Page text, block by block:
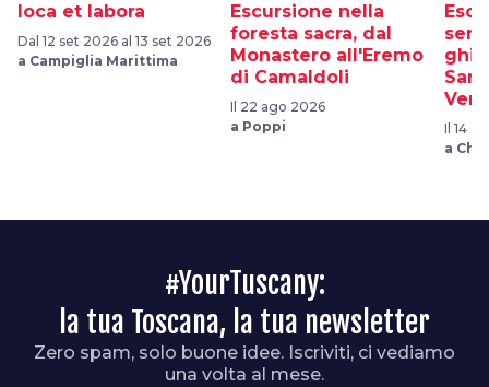
Ioca et labora
Dal 12 set 2026 al 13 set 2026
a Campiglia Marittima
Escursione nella
foresta sacra, dal
Monastero all'Eremo
di Camaldoli
Il 22 ago 2026
a Poppi
Il 14
a
#YourTuscany:
la tua Toscana, la tua newsletter
Zero spam, solo buone idee. Iscriviti, ci vediamo
una volta al mese.